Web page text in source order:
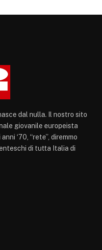
dal nulla. Il nostro sito
giovanile europeista
‘70, “rete”, diremmo
di tutta Italia di